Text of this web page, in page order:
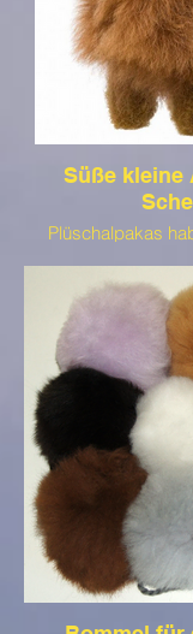
Süße kleine
Plüschalpakas
wir auch noch
Meerschweinchen
der